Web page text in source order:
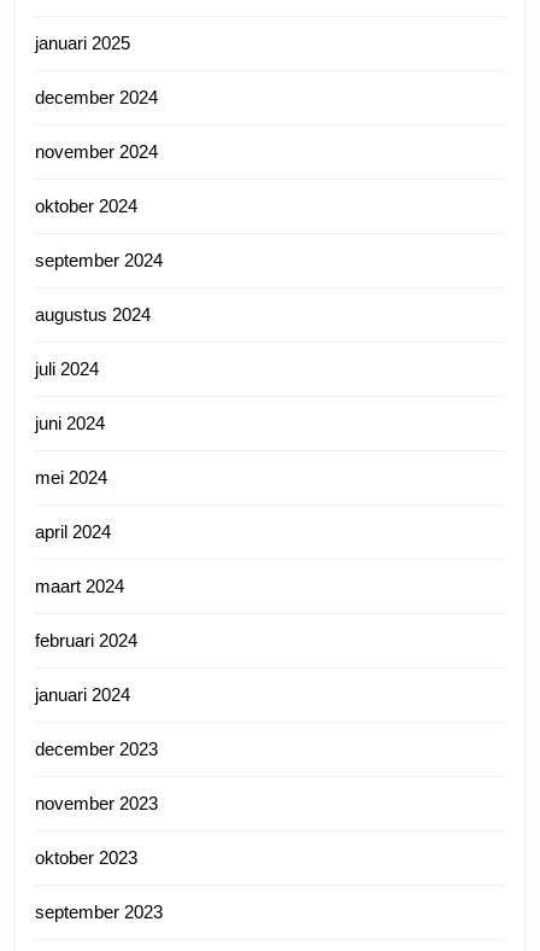
januari 2025
december 2024
november 2024
oktober 2024
september 2024
augustus 2024
juli 2024
juni 2024
mei 2024
april 2024
maart 2024
februari 2024
januari 2024
december 2023
november 2023
oktober 2023
september 2023